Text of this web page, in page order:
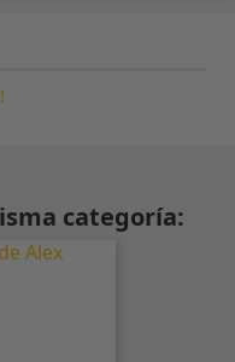
categoría: